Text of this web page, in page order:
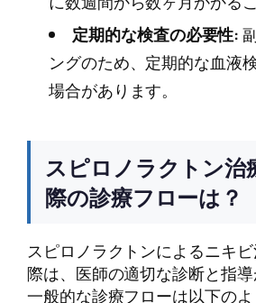
定期的な検査の必要性:
ングのため、定期的な血液
場合があります。
スピロノラクトン治
際の診療フローは？
スピロノラクトンによるニキ
際は、医師の適切な診断と指導
一般的な診療フローは以下のよ